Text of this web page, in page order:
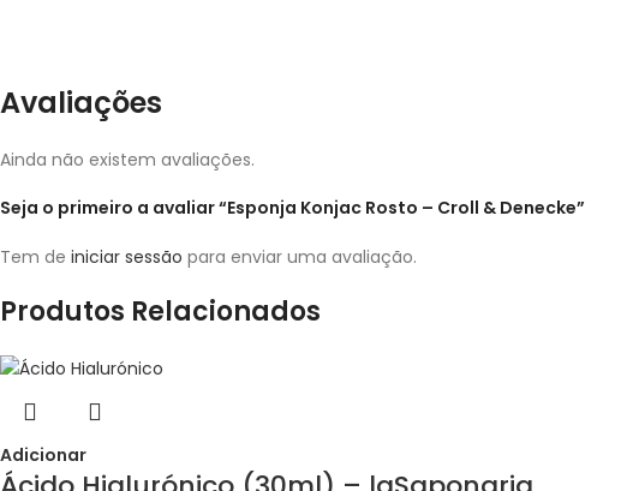
Avaliações
Ainda não existem avaliações.
Seja o primeiro a avaliar “Esponja Konjac Rosto – Croll & Denecke”
Tem de iniciar sessão para enviar uma avaliação.
Produtos Relacionados
Adicionar